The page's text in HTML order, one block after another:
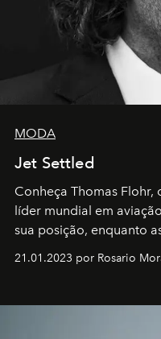
MODA
Jet Settled
Conheça Thomas
líder mundial em
sua posição, enquanto
em rápida evolução e
21.01.2023 por Rosario